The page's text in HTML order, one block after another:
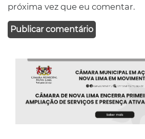
próxima vez que eu comentar.